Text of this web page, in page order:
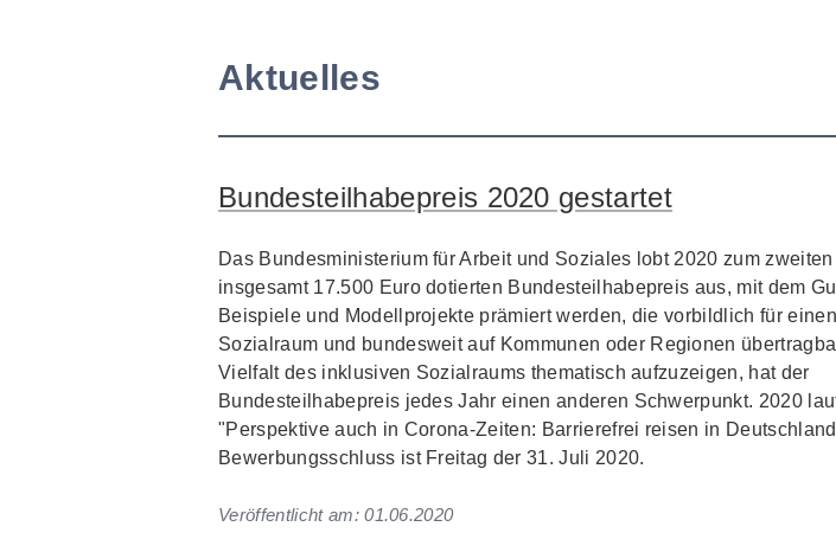
Aktuelles
Bundesteilhabepreis 2020 gestartet
Das Bundesministerium für Arbeit und Soziales lobt 2020 zum
insgesamt 17.500 Euro dotierten Bundesteilhabepreis aus, mit dem
Beispiele und Modellprojekte prämiert werden, die vorbildlich für
Sozialraum und bundesweit auf Kommunen oder Regionen
Vielfalt des inklusiven Sozialraums thematisch aufzuzeigen, hat der
Bundesteilhabepreis jedes Jahr einen anderen Schwerpunkt. 2020
"Perspektive auch in Corona-Zeiten: Barrierefrei reisen in
Bewerbungsschluss ist Freitag der 31. Juli 2020.
Veröffentlicht am:01.06.2020